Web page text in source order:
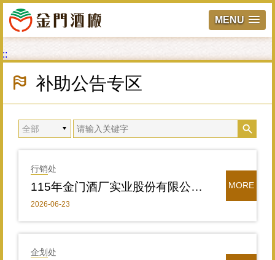
MENU
跳
到
:::
补助公告专区
行销处
115年金门酒厂实业股份有限公司活动广告宣传赞助公告
2026-06-23
MORE
企划处